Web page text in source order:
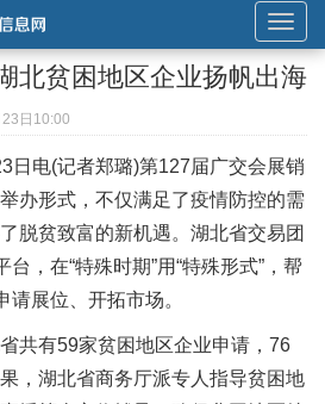
展
开
或
导
航
北贫困地区企业扬帆出海
日10:00
日电(记者郑璐)第127届广交会展销
办形式，不仅满足了疫情防控的需
脱贫致富的新机遇。湖北省交易团
台，在“特殊时期”用“特殊形式”，帮
请展位、开拓市场。
共有59家贫困地区企业申请，76
，湖北省商务厅派专人指导贫困地